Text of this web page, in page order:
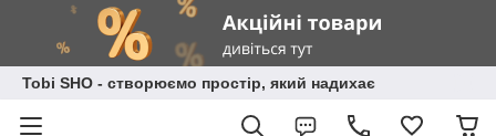
Tobi SHO - створюємо простір, який надихає